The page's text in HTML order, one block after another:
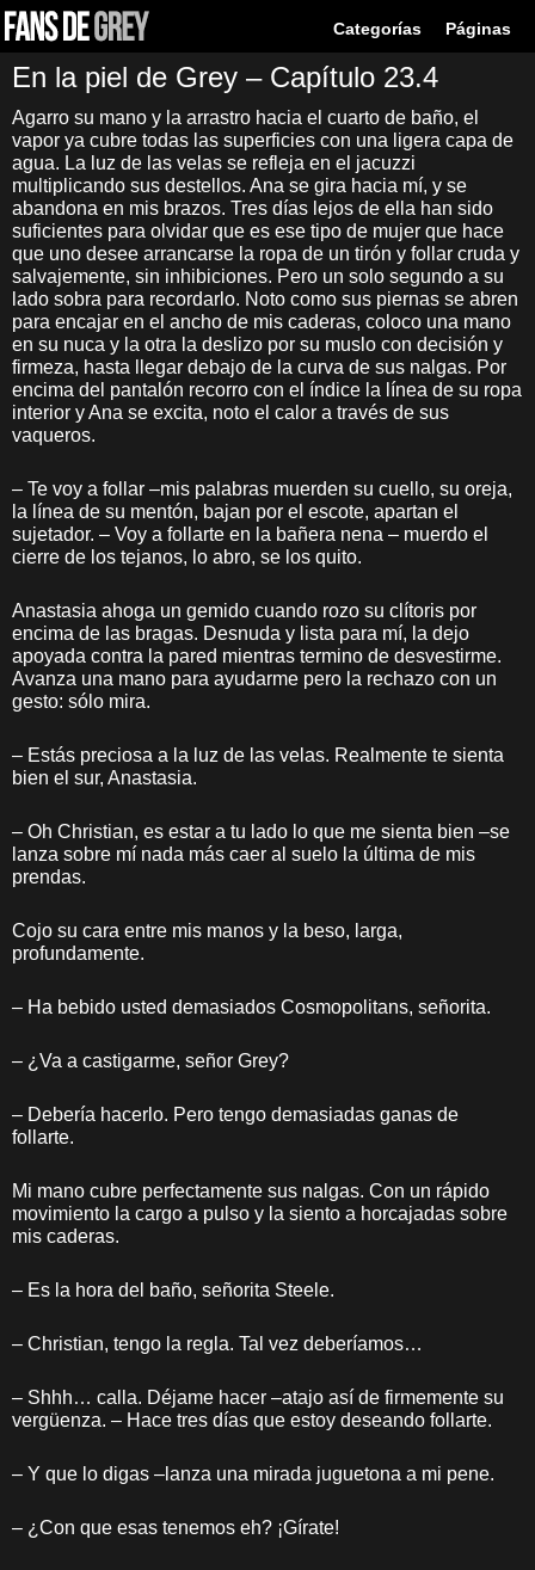
Categorías Páginas
En la piel de Grey – Capítulo 23.4
Agarro su mano y la arrastro hacia el cuarto de baño, el
vapor ya cubre todas las superficies con una ligera capa de
agua. La luz de las velas se refleja en el jacuzzi
multiplicando sus destellos. Ana se gira hacia mí, y se
abandona en mis brazos. Tres días lejos de ella han sido
suficientes para olvidar que es ese tipo de mujer que hace
que uno desee arrancarse la ropa de un tirón y follar cruda y
salvajemente, sin inhibiciones. Pero un solo segundo a su
lado sobra para recordarlo. Noto como sus piernas se abren
para encajar en el ancho de mis caderas, coloco una mano
en su nuca y la otra la deslizo por su muslo con decisión y
firmeza, hasta llegar debajo de la curva de sus nalgas. Por
encima del pantalón recorro con el índice la línea de su ropa
interior y Ana se excita, noto el calor a través de sus
vaqueros.
– Te voy a follar –mis palabras muerden su cuello, su oreja,
la línea de su mentón, bajan por el escote, apartan el
sujetador. – Voy a follarte en la bañera nena – muerdo el
cierre de los tejanos, lo abro, se los quito.
Anastasia ahoga un gemido cuando rozo su clítoris por
encima de las bragas. Desnuda y lista para mí, la dejo
apoyada contra la pared mientras termino de desvestirme.
Avanza una mano para ayudarme pero la rechazo con un
gesto: sólo mira.
– Estás preciosa a la luz de las velas. Realmente te sienta
bien el sur, Anastasia.
– Oh Christian, es estar a tu lado lo que me sienta bien –se
lanza sobre mí nada más caer al suelo la última de mis
prendas.
Cojo su cara entre mis manos y la beso, larga,
profundamente.
– Ha bebido usted demasiados Cosmopolitans, señorita.
– ¿Va a castigarme, señor Grey?
– Debería hacerlo. Pero tengo demasiadas ganas de
follarte.
Mi mano cubre perfectamente sus nalgas. Con un rápido
movimiento la cargo a pulso y la siento a horcajadas sobre
mis caderas.
– Es la hora del baño, señorita Steele.
– Christian, tengo la regla. Tal vez deberíamos…
– Shhh… calla. Déjame hacer –atajo así de firmemente su
vergüenza. – Hace tres días que estoy deseando follarte.
– Y que lo digas –lanza una mirada juguetona a mi pene.
– ¿Con que esas tenemos eh? ¡Gírate!